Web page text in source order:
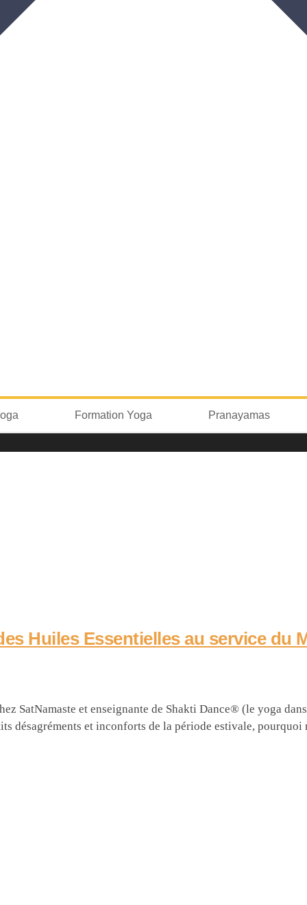
Formation Yoga Pranayamas
Huiles Essentielles au service du
SatNamaste et enseignante de Shakti Dance® (le yoga
désagréments et inconforts de la période estivale, pourquoi